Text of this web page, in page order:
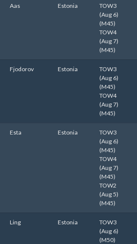
Aas Estonia
TOW3
(Aug 6)
(M45)
TOW4
(Aug 7)
(M45)
Fjodorov Estonia
TOW3
(Aug 6)
(M45)
TOW4
(Aug 7)
(M45)
Esta Estonia
TOW3
(Aug 6)
(M45)
TOW4
(Aug 7)
(M45)
TOW2
(Aug 5)
(M45)
Ling Estonia
TOW3
(Aug 6)
(M50)